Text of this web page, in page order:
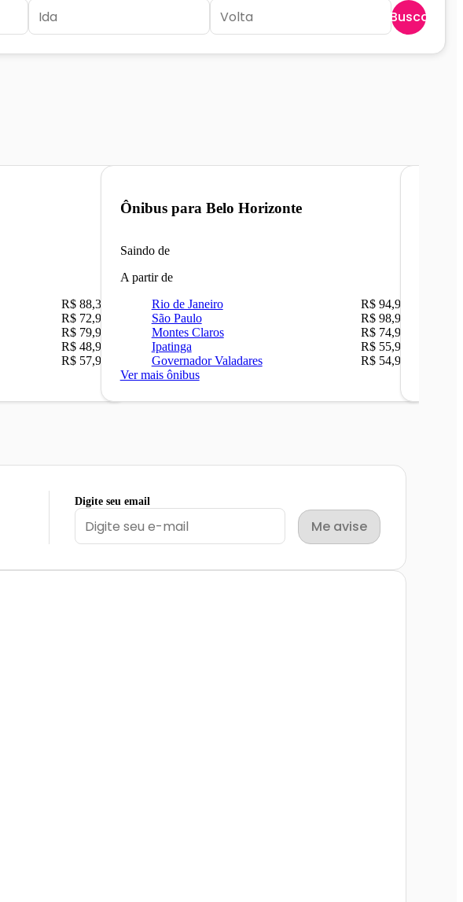
Buscar
R$ 88,36
R$ 72,90
R$ 79,90
R$ 48,90
R$ 57,90
Ônibus para Belo Horizonte
Saindo de
A partir de
Rio de Janeiro
R$ 94,90
São Paulo
R$ 98,99
Montes Claros
R$ 74,90
Ipatinga
R$ 55,90
Governador Valadares
R$ 54,90
Ver mais ônibus
Digite seu email
Me avise